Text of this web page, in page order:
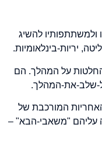
להשיג
יריות-בינלאומיות.
על המהלך. הם
שלב-את-המהלך.
המורכבת של
עליהם "משאבי-הבא" –